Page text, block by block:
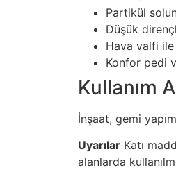
Partikül
Düşük
Hava valfi ile
Konfor pedi
Kullanım
İnşaat, gemi
Uyarılar Katı
alanlarda